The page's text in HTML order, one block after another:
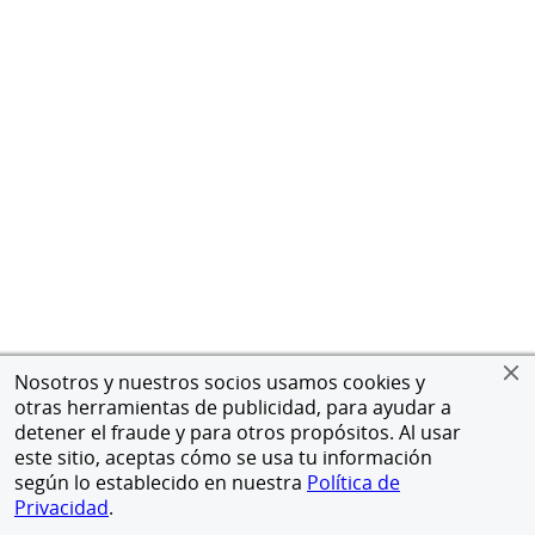
Nosotros y nuestros socios usamos cookies y
otras herramientas de publicidad, para ayudar a
detener el fraude y para otros propósitos. Al usar
este sitio, aceptas cómo se usa tu información
según lo establecido en nuestra Política de
Privacidad.